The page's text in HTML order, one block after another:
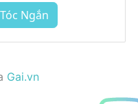
Tóc Ngắn
Gai.vn